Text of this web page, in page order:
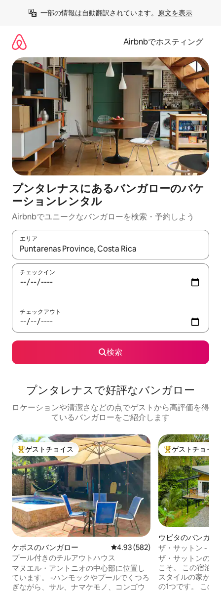
一部の情報は自動翻訳されています。 原文を表示
Airbnbでホスティング
プンタレナスにあるバンガローのバケ
ーションレンタル
Airbnbでユニークなバンガローを検索・予約しよう
エリア
検索結果が表示されたら、上下の矢印キーを使って移動するか
チェックイン
チェックアウト
検索
プンタレナスで好評なバンガロー
ロケーションや清潔さなどの点でゲストから高評価を得
ているバンガローをご紹介します
大好評のゲストチョイスです。
ゲストチョイス
ケポスのバンガロー レビュー582件、5つ星中4.93つ
4.93 (582)
プール付きのチルアウトハウス
マヌエル・アントニオの中心部に位置し
ています。 -ハンモックやプールでくつろ
ぎながら、サル、ナマケモノ、コンゴウ
大好評のゲスト
ゲストチョイス
ウビタのバンガロ
ザ・サットン - マ
ザ・サットンのマ
こそ。 この宿泊
スタイルの家があ
の1つです。 この